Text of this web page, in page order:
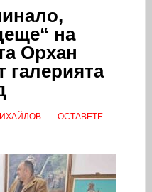
на
Орхан
галерията
ОСТАВЕТЕ